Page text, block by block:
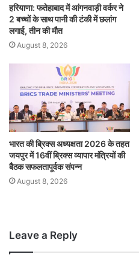
हरियाणा: फतेहाबाद में आंगनवाड़ी वर्कर ने
2 बच्चों के साथ पानी की टंकी में छलांग
लगाई, तीन की मौत
August 8, 2026
भारत की ब्रिक्‍स अध्यक्षता 2026 के तहत
जयपुर में 16वीं ब्रिक्‍स व्यापार मंत्रियों की
बैठक सफलतापूर्वक संपन्न
August 8, 2026
Leave a Reply